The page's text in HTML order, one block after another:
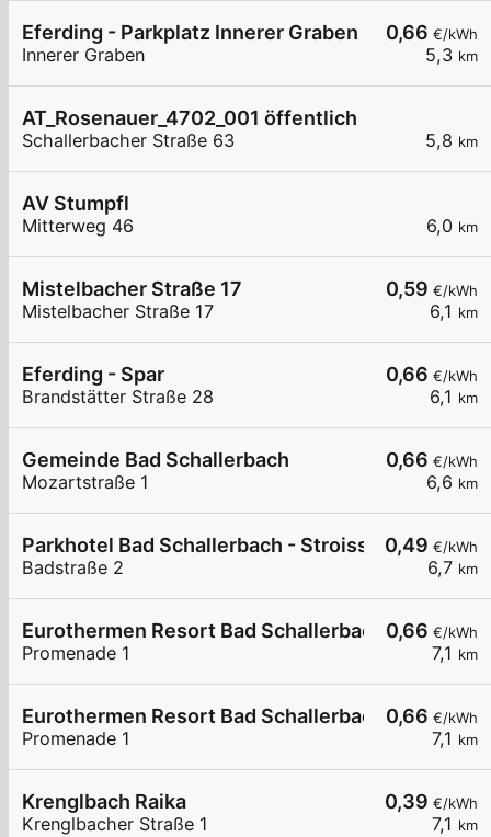
0,66 €/kWh
5,3 km
Eferding - Parkplatz Innerer Graben
Innerer Graben
5,8 km
AT_Rosenauer_4702_001 öffentlich
Schallerbacher Straße 63
6,0 km
AV Stumpfl
Mitterweg 46
0,59 €/kWh
6,1 km
Mistelbacher Straße 17
Mistelbacher Straße 17
0,66 €/kWh
6,1 km
Eferding - Spar
Brandstätter Straße 28
0,66 €/kWh
6,6 km
Gemeinde Bad Schallerbach
Mozartstraße 1
0,49 €/kWh
6,7 km
Parkhotel Bad Schallerbach - Stroissmüller
Badstraße 2
0,66 €/kWh
7,1 km
Eurothermen Resort Bad Schallerbach LG1
Promenade 1
0,66 €/kWh
7,1 km
Eurothermen Resort Bad Schallerbach LG2
Promenade 1
0,39 €/kWh
7,1 km
Krenglbach Raika
Krenglbacher Straße 1